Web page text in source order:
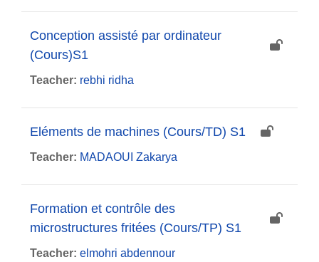
Conception assisté par ordinateur
(Cours)S1
Teacher: rebhi ridha
Eléments de machines (Cours/TD) S1
Teacher: MADAOUI Zakarya
Formation et contrôle des
microstructures fritées (Cours/TP) S1
Teacher: elmohri abdennour